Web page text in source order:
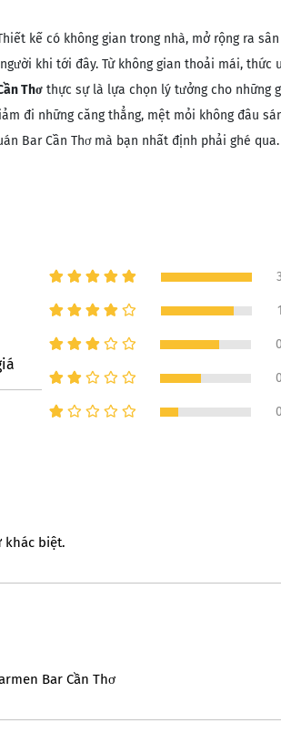
kế có không gian trong nhà, mở rộng ra
khi tới đây. Từ không gian thoải mái, thức
Thơ thực sự là lựa chọn lý tưởng cho những
đi những căng thẳng, mệt mỏi không đâu
Bar Cần Thơ mà bạn nhất định phải ghé qua.
3
1
0
0
0
khác biệt.
Bar Cần Thơ